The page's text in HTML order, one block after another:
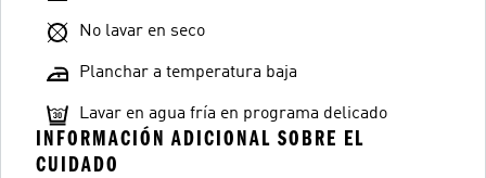
No lavar en seco
Planchar a temperatura baja
Lavar en agua fría en programa delicado
INFORMACIÓN ADICIONAL SOBRE EL
CUIDADO